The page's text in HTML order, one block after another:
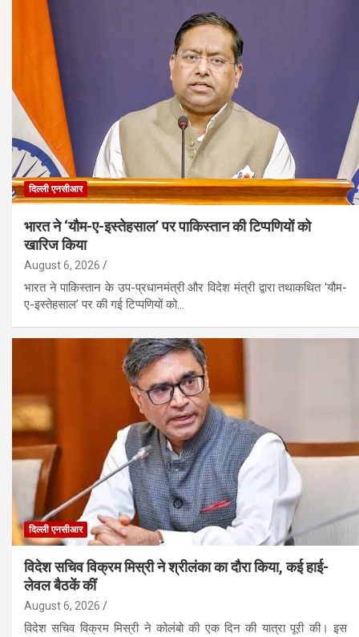
दिल्ली एनसीआर
भारत ने ‘यौम-ए-इस्तेहसाल’ पर पाकिस्तान की टिप्पणियों को
खारिज किया
August 6, 2026
भारत ने पाकिस्तान के उप-प्रधानमंत्री और विदेश मंत्री द्वारा तथाकथित ‘यौम-
ए-इस्तेहसाल’ पर की गई टिप्पणियों को…
दिल्ली एनसीआर
विदेश सचिव विक्रम मिस्री ने श्रीलंका का दौरा किया, कई हाई-
लेवल बैठकें कीं
August 6, 2026
विदेश सचिव विक्रम मिस्री ने कोलंबो की एक दिन की यात्रा पूरी की। इस